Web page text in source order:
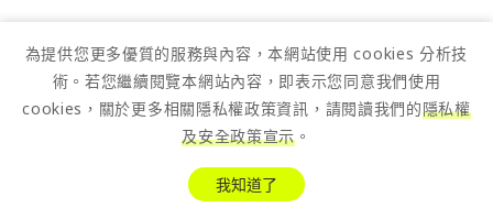
PolyNoob ：對初學者友善的 Polymarket 百科
與教學指南，提供操作策略、交易者見解與教育
內容，幫助新手快速入門預測市場。
：由專家支持的預測市場電子報，提
供以數據為基礎的政治、金融與地緣政治洞察分
為提供您更多優質的服務與內容，本網站使用 cookies 分析技
術。若您繼續閱覽本網站內容，即表示您同意我們使用
cookies，關於更多相關隱私權政策資訊，請閱讀我們的隱私權
及安全政策宣示 。
我知道了